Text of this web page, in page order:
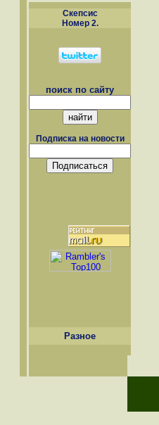
Скепсиc
Номер 2.
поиск по сайту
Подписка на новости
Разное